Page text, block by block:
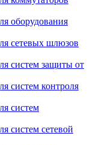
оборудования
сетевых шлюзов
систем защиты от
систем контроля
систем
систем сетевой